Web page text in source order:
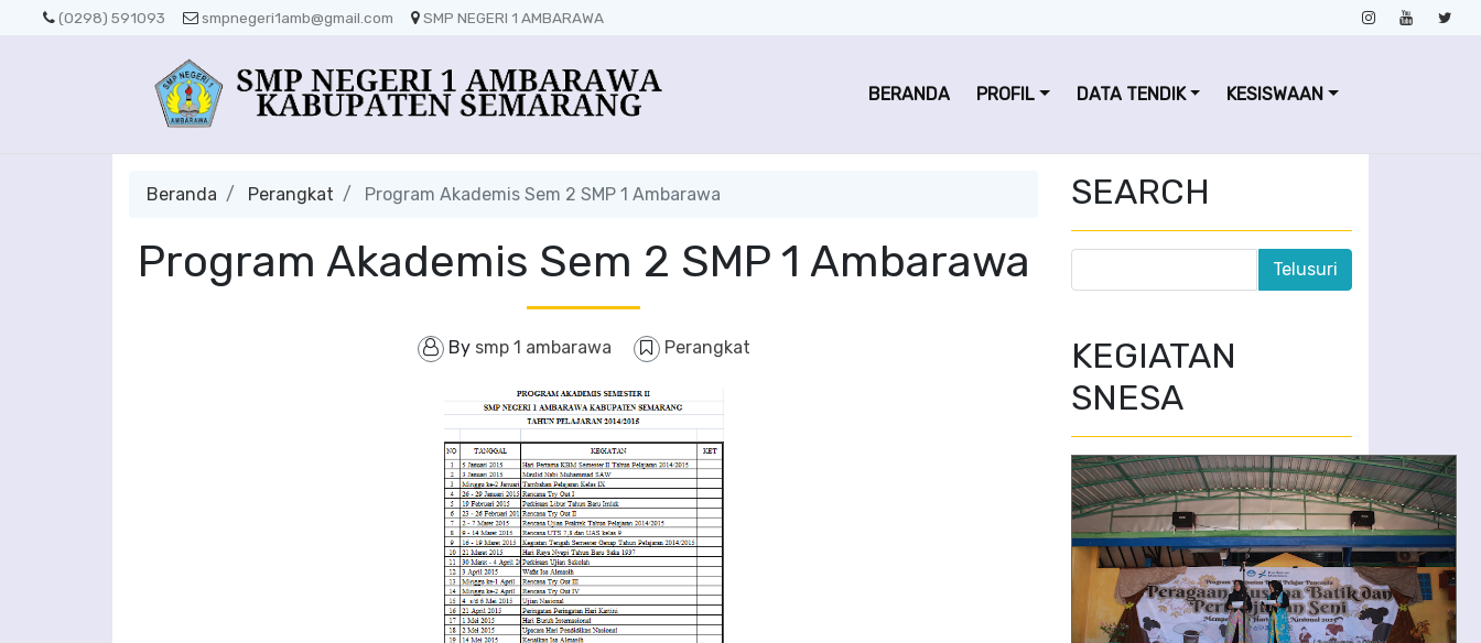
(0298) 591093 smpnegeri1amb@gmail.com SMP NEGERI 1 AMBARAWA
BERANDA PROFIL DATA TENDIK KESISWAAN
Beranda Perangkat Program Akademis Sem 2 SMP 1 Ambarawa
Program Akademis Sem 2 SMP 1 Ambarawa
By smp 1 ambarawa Perangkat
SEARCH
KEGIATAN
SNESA